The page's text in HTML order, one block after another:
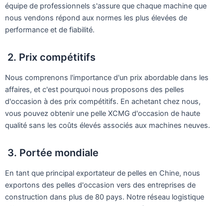
équipe de professionnels s'assure que chaque machine que
nous vendons répond aux normes les plus élevées de
performance et de fiabilité.
2. Prix compétitifs
Nous comprenons l'importance d'un prix abordable dans les
affaires, et c'est pourquoi nous proposons des pelles
d'occasion à des prix compétitifs. En achetant chez nous,
vous pouvez obtenir une pelle XCMG d'occasion de haute
qualité sans les coûts élevés associés aux machines neuves.
3. Portée mondiale
En tant que principal exportateur de pelles en Chine, nous
exportons des pelles d'occasion vers des entreprises de
construction dans plus de 80 pays. Notre réseau logistique